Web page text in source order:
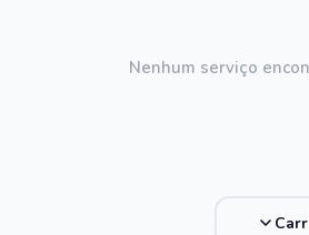
Nenhum serviço